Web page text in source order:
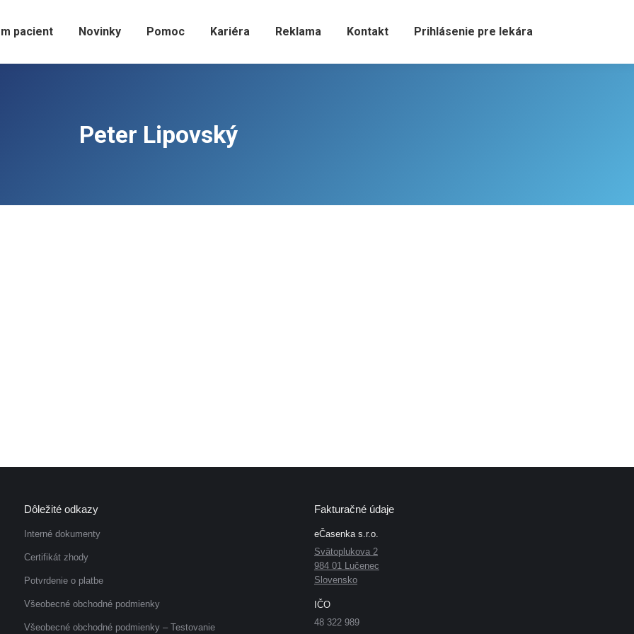
pacient Novinky Pomoc Kariéra Reklama Kontakt Prihlásenie pre lekára
Peter Lipovský
Dôležité odkazy
Interné dokumenty
Certifikát zhody
Potvrdenie o platbe
Všeobecné obchodné podmienky
Všeobecné obchodné podmienky – Testovanie
Fakturačné údaje
eČasenka s.r.o.
Svätoplukova 2
984 01 Lučenec
Slovensko
IČO
48 322 989